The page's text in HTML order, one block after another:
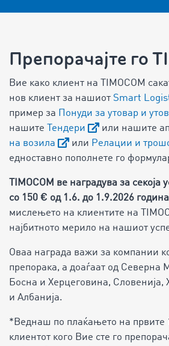
Препорачајте го
Вие како клиент на TIMOCOM
нов клиент за нашиот Smart
пример за
Понуди за утовар и
нашите
Тендери или нашите
на возила
или Релации и
едноставно пополнете го
TIMOCOM ве наградува за
со 150 € од 1.6. до 1.9.2026 година
мислењето на клиентите на
најбитното мерило на нашиот
Оваа награда важи за компании
препорака, а доаѓаат од Северна
Босна и Херцеговина, Словенија,
и Албанија.
*Веднаш по плаќањето на првите
клиентот кого Вие сте го